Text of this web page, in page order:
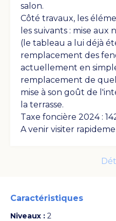
salon.
Côté travaux, les
les suivants : mise
(le tableau a lui déjà
remplacement des
actuellement en
remplacement de
mise à son goût de
la terrasse.
Taxe foncière 2024 :
A venir visiter
Caractéristiques
Niveaux : 2